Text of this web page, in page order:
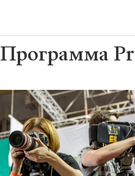
Программа